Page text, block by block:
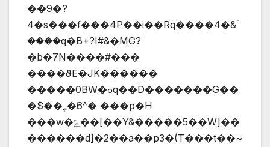
��9�?
4�s���f���4P��i��Rq����4�&ؔ
����q�B+?I#&�MG?
�b�7N����#���
����ϑE�JK������
�����0BW�ߋq��D�������G��
�$��˿�Ӏ6^� ���p�H
���w�ݻ��[��Y&�����5��W]��
������d]�2��a��p3�(T���t��~